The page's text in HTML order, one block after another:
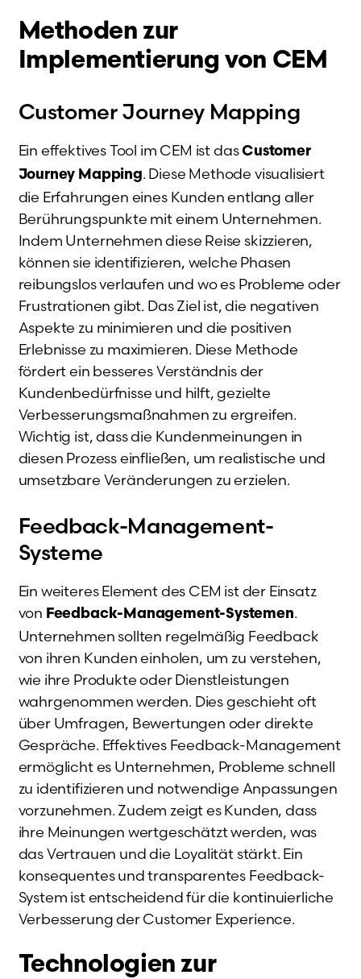
Methoden zur
Implementierung von CEM
Customer Journey Mapping
Ein effektives Tool im CEM ist dasCustomer
Journey Mapping. Diese Methode visualisiert
die Erfahrungen eines Kunden entlang aller
Berührungspunkte mit einem Unternehmen.
Indem Unternehmen diese Reise skizzieren,
können sie identifizieren, welche Phasen
reibungslos verlaufen und wo es Probleme oder
Frustrationen gibt. Das Ziel ist, die negativen
Aspekte zu minimieren und die positiven
Erlebnisse zu maximieren. Diese Methode
fördert ein besseres Verständnis der
Kundenbedürfnisse und hilft, gezielte
Verbesserungsmaßnahmen zu ergreifen.
Wichtig ist, dass die Kundenmeinungen in
diesen Prozess einfließen, um realistische und
umsetzbare Veränderungen zu erzielen.
Feedback-Management-
Systeme
Ein weiteres Element des CEM ist der Einsatz
von Feedback-Management-Systemen.
Unternehmen sollten regelmäßig Feedback
von ihren Kunden einholen, um zu verstehen,
wie ihre Produkte oder Dienstleistungen
wahrgenommen werden. Dies geschieht oft
über Umfragen, Bewertungen oder direkte
Gespräche. Effektives Feedback-Management
ermöglicht es Unternehmen, Probleme schnell
zu identifizieren und notwendige Anpassungen
vorzunehmen. Zudem zeigt es Kunden, dass
ihre Meinungen wertgeschätzt werden, was
das Vertrauen und die Loyalität stärkt. Ein
konsequentes und transparentes Feedback-
System ist entscheidend für die kontinuierliche
Verbesserung der Customer Experience.
Technologien zur